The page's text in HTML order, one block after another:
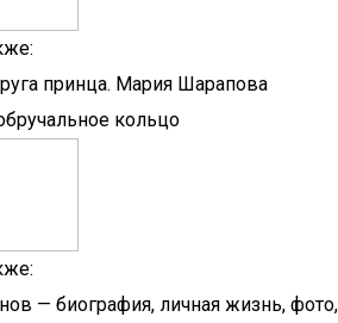
принца. Мария Шарапова
кольцо
— биография, личная жизнь, фото,